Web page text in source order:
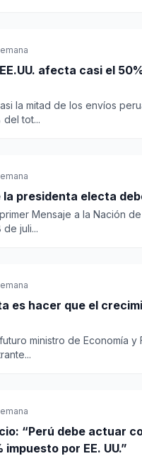
afecta casi el
la mitad de los envíos
tot...
la presidenta electa
Mensaje a la Nación
juli...
es hacer que el
ministro de Economía
“Perú debe actuar
por EE. UU.”